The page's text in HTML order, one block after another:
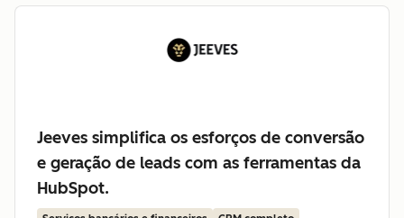
Jeeves simplifica os esforços de conversão
e geração de leads com as ferramentas da
HubSpot.